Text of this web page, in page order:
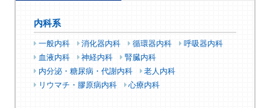
内科系
一般内科 消化器内科 循環器内科
呼吸器内科
血液内科
神経内科
腎臓内科
内分泌・糖尿病・代謝内科
老人内科
リウマチ・膠原病内科
心療内科